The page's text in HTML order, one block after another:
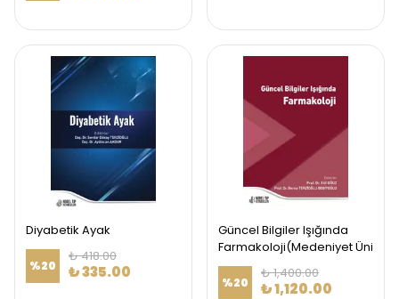
Diyabetik Ayak
%20
₺ 418.00
₺ 335.00
Güncel Bilgiler Işığında
Farmakoloji(Medeniyet Üni
%20
₺ 1,400.00
₺ 1,120.00